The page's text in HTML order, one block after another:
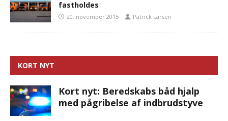
fastholdes
20. november 2015 Patrick Larsen
KORT NYT
Kort nyt: Beredskabs båd hjalp
med pågribelse af indbrudstyve